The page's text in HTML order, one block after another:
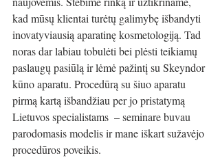
kad mūsų klientai turėtų galimybę išbandyti
inovatyviausią aparatinę kosmetologiją. Tad
noras dar labiau tobulėti bei plėsti teikiamų
paslaugų pasiūlą ir lėmė pažintį su Skeyndor
kūno aparatu. Procedūrą su šiuo aparatu
pirmą kartą išbandžiau per jo pristatymą
Lietuvos specialistams  – seminare buvau
parodomasis modelis ir mane iškart sužavėjo
procedūros poveikis.